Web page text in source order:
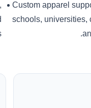
Custom apparel
schools, universities,